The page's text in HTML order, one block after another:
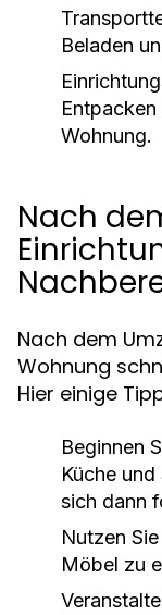
Beladen
Wohnung.
Nach
Nach dem
Wohnung
Hier einige
Beginnen
Küche
sich dann
Nutzen
Möbel zu